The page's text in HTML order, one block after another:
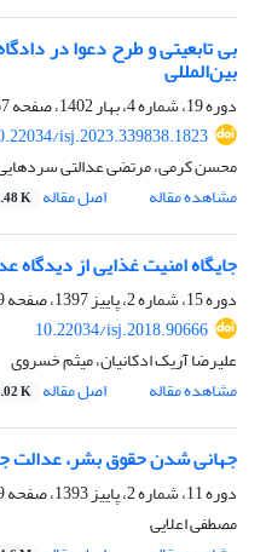
بی تابعیتی و طرح دعوا در
بین‌المللی
دوره 19، شماره 4، بهار 1402، صفحه
isj.2023.339838.1823
محسن کرمی، مرتضی عدالتی
مشاهده مقاله
اصل مقاله K
جایگاه امنیت غذایی از دیدگاه
دوره 15، شماره 2، پاییز 1397، صفحه
10.22034/isj.2018.90666
علیرضا آریک ادکانیان، میثم خسروی
مشاهده مقاله
اصل مقاله K
جهانی شدن حقوق بشر، عدالت
دوره 11، شماره 2، پاییز 1393، صفحه
مصطفی اعلایی